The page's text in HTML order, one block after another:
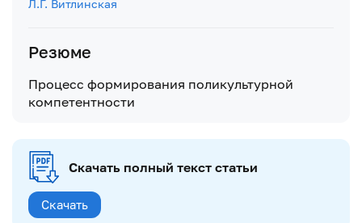
Л.Г. Витлинская
Резюме
Процесс формирования поликультурной
компетентности
Скачать полный текст статьи
Скачать